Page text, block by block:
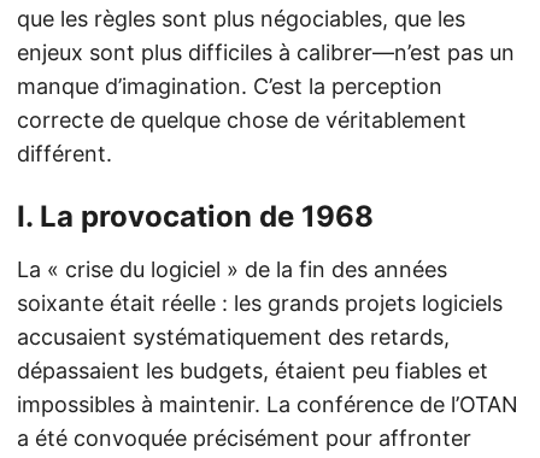
que les règles sont plus négociables, que les
enjeux sont plus difficiles à calibrer—n’est pas un
manque d’imagination. C’est la perception
correcte de quelque chose de véritablement
différent.
I. La provocation de 1968
La « crise du logiciel » de la fin des années
soixante était réelle : les grands projets logiciels
accusaient systématiquement des retards,
dépassaient les budgets, étaient peu fiables et
impossibles à maintenir. La conférence de l’OTAN
a été convoquée précisément pour affronter